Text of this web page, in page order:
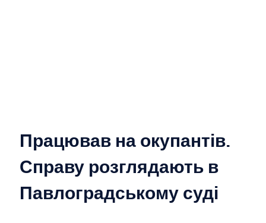
Працював на окупантів.
Справу розглядають в
Павлоградському суді